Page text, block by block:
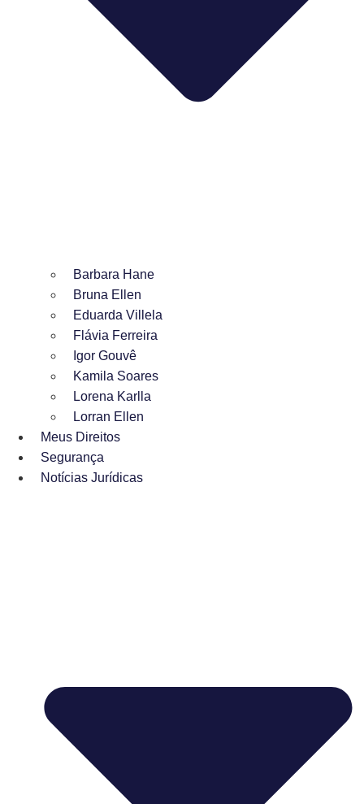
Barbara Hane
Bruna Ellen
Eduarda Villela
Flávia Ferreira
Igor Gouvê
Kamila Soares
Lorena Karlla
Lorran Ellen
Meus Direitos
Segurança
Notícias Jurídicas